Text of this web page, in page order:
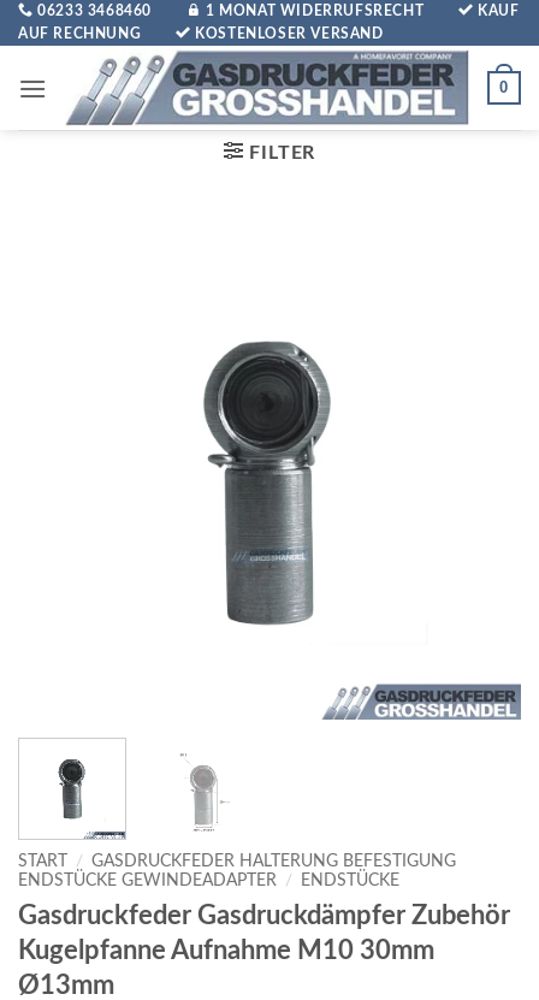
Zum
Inhalt
06233 3468460 1 MONAT WIDERRUFSRECHT
KAUF
AUF RECHNUNG
KOSTENLOSER VERSAND
0
FILTER
START / GASDRUCKFEDER HALTERUNG BEFESTIGUNG
ENDSTÜCKE GEWINDEADAPTER / ENDSTÜCKE
Gasdruckfeder Gasdruckdämpfer Zubehör
Kugelpfanne Aufnahme M10 30mm
Ø13mm